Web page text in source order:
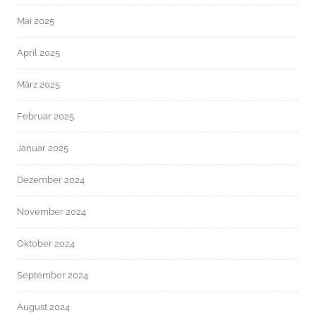
Mai 2025
April 2025
März 2025
Februar 2025
Januar 2025
Dezember 2024
November 2024
Oktober 2024
September 2024
August 2024